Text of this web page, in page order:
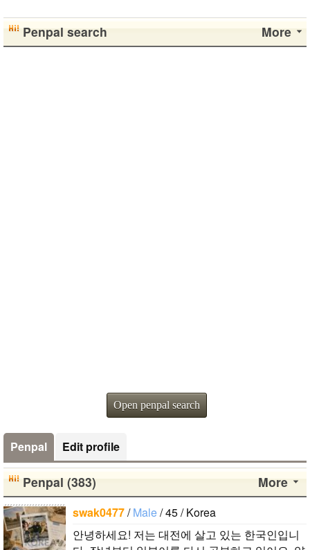
More
Penpal search
Open penpal search
Penpal Edit profile
More
Penpal (383)
swak0477/Male/ 45 / Korea
안녕하세요! 저는 대전에 살고 있는 한국인입니